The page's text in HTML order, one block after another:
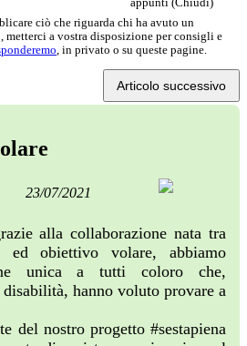
appunti (Chiudi)
ciò che riguarda chi ha avuto un
a vostra disposizione per consigli e
, in privato o su queste pagine.
Articolo successivo
23/07/2021
alla collaborazione nata tra
ed obiettivo volare, abbiamo
unica a tutti coloro che,
hanno voluto provare a
del nostro progetto #sestapiena